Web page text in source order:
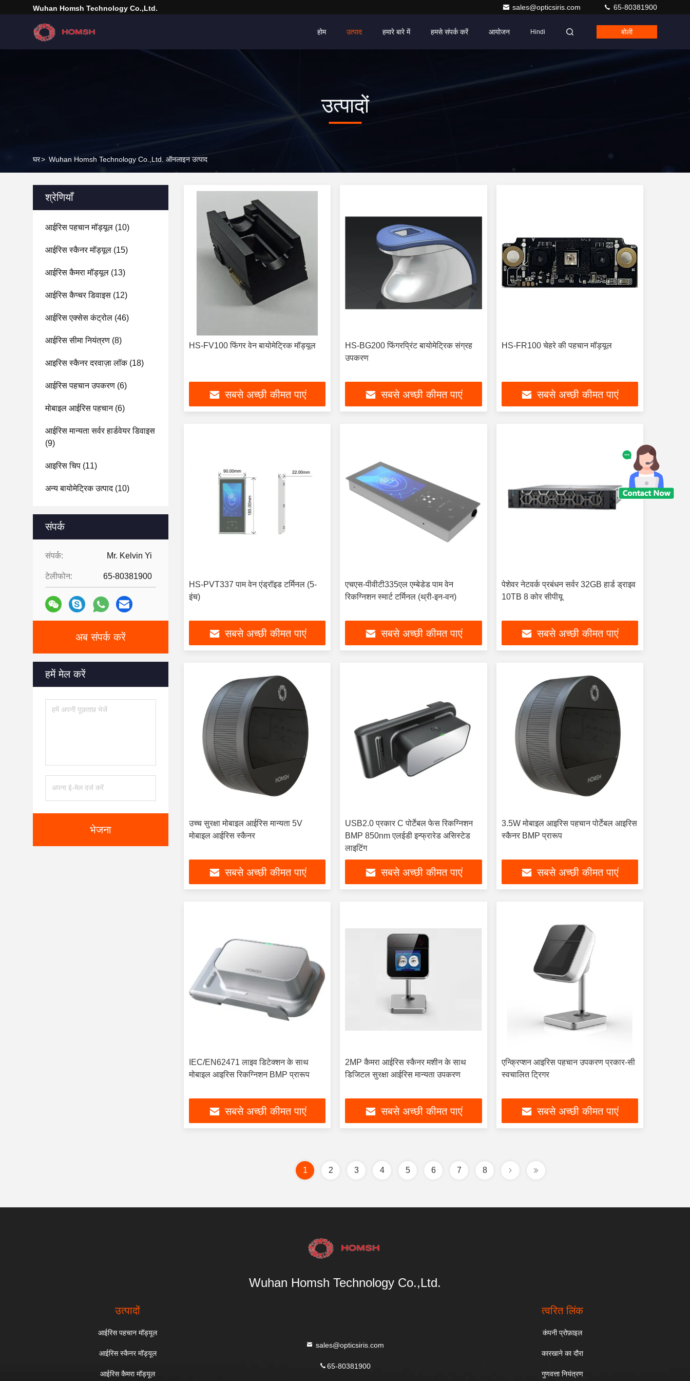
Wuhan Homsh Technology Co.,Ltd. sales@opticsiris.com 65-80381900
होम उत्पाद हमारे बारे में हमसे संपर्क करें आयोजन Hindi बोली
उत्पादों
घर> Wuhan Homsh Technology Co.,Ltd. ऑनलाइन उत्पाद
श्रेणियाँ
आईरिस पहचान मॉड्यूल (10)
आईरिस स्कैनर मॉड्यूल (15)
आईरिस कैमरा मॉड्यूल (13)
आईरिस कैप्चर डिवाइस (12)
आईरिस एक्सेस कंट्रोल (46)
आईरिस सीमा नियंत्रण (8)
आइरिस स्कैनर दरवाज़ा लॉक(18)
आईरिस पहचान उपकरण (6)
मोबाइल आईरिस पहचान(6)
आईरिस मान्यता सर्वर हार्डवेयर डिवाइस
(9)
आइरिस चिप (11)
अन्य बायोमेट्रिक उत्पाद(10)
संपर्क
संपर्क: Mr. Kelvin Yi
टेलीफोन: 65-80381900
अब संपर्क करें
हमें मेल करें
भेजना
HS-FV100 फिंगर वेन बायोमेट्रिक मॉड्यूल
सबसे अच्छी कीमत पाएं
HS-BG200 फिंगरप्रिंट बायोमेट्रिक संग्रह
उपकरण
सबसे अच्छी कीमत पाएं
HS-FR100 चेहरे की पहचान मॉड्यूल
सबसे अच्छी कीमत पाएं
HS-PVT337 पाम वेन एंड्रॉइड टर्मिनल (5-
इंच)
सबसे अच्छी कीमत पाएं
एचएस-पीवीटी335एल एम्बेडेड पाम वेन
रिकग्निशन स्मार्ट टर्मिनल (थ्री-इन-वन)
सबसे अच्छी कीमत पाएं
पेशेवर नेटवर्क प्रबंधन सर्वर 32GB हार्ड ड्राइव
10TB 8 कोर सीपीयू
सबसे अच्छी कीमत पाएं
उच्च सुरक्षा मोबाइल आईरिस मान्यता 5V
मोबाइल आईरिस स्कैनर
सबसे अच्छी कीमत पाएं
USB2.0 प्रकार C पोर्टेबल फेस रिकग्निशन
BMP 850nm एलईडी इन्फ्रारेड असिस्टेड
लाइटिंग
सबसे अच्छी कीमत पाएं
3.5W मोबाइल आइरिस पहचान पोर्टेबल आइरिस
स्कैनर BMP प्रारूप
सबसे अच्छी कीमत पाएं
IEC/EN62471 लाइव डिटेक्शन के साथ
मोबाइल आइरिस रिकग्निशन BMP प्रारूप
सबसे अच्छी कीमत पाएं
2MP कैमरा आईरिस स्कैनर मशीन के साथ
डिजिटल सुरक्षा आईरिस मान्यता उपकरण
सबसे अच्छी कीमत पाएं
एन्क्रिप्शन आइरिस पहचान उपकरण प्रकार-सी
स्वचालित ट्रिगर
सबसे अच्छी कीमत पाएं
1 2 3 4 5 6 7 8
Wuhan Homsh Technology Co.,Ltd.
उत्पादों
आईरिस पहचान मॉड्यूल
आईरिस स्कैनर मॉड्यूल
आईरिस कैमरा मॉड्यूल
sales@opticsiris.com
65-80381900
त्वरित लिंक
कंपनी प्रोफ़ाइल
कारखाने का दौरा
गुणवत्ता नियंत्रण